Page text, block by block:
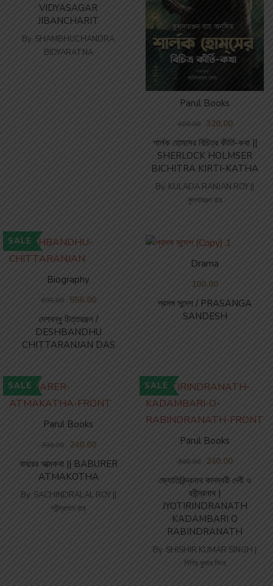
VIDYASAGAR
JIBANCHARIT
By SHAMBHUCHANDRA
BIDYARATNA
শার্লক হোমসের বিচিত্র কীর্তি-কথা ||
SHERLOCK HOLMSER
BICHITRA KIRTI-KATHA
Parul Books
400.00 320.00
By KULADA RANJAN ROY ||
কুলদারঞ্জন রায়
SALE
দেশবন্ধু চিত্তরঞ্জন /
DESHBANDHU
CHITTARANJAN DAS
Biography
695.00 556.00
প্রসঙ্গ সন্দেশ / PRASANGA
SANDESH
Drama
100.00
SALE
বাবরের আত্মকথা || BABURER
ATMAKOTHA
Parul Books
300.00 240.00
By SACHINDRALAL ROY ||
শচীন্দ্রলাল রায়
SALE
জ্যোতিরিন্দ্রনাথ কাদম্বরী দেবী ও
রবীন্দ্রনাথ |
JYOTIRINDRANATH
KADAMBARI O
RABINDRANATH
Parul Books
300.00 240.00
By SHISHIR KUMAR SINGH |
শিশির কুমার সিংহ